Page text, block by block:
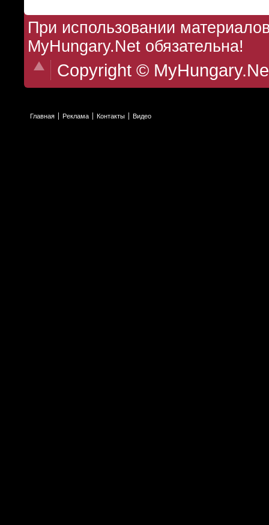
При использовании
MyHungary.Net обязательна!
Copyright ©
Главная Реклама Контакты Видео